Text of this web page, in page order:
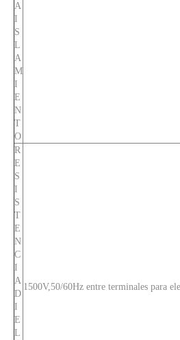
A
I
S
L
A
M
I
E
N
T
O
R
E
S
I
S
T
E
N
C
I
A
D
I
E
L
1500V,50/60Hz entre terminales para